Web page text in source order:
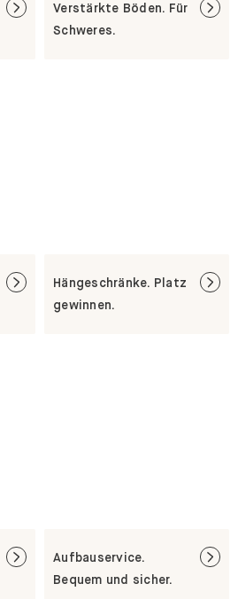
Verstärkte Böden. Für
Schweres.
Hängeschränke. Platz
gewinnen.
Aufbauservice.
Bequem und sicher.